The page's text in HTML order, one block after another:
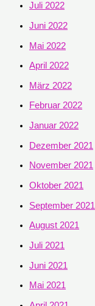
Juli 2022
Juni 2022
Mai 2022
April 2022
März 2022
Februar 2022
Januar 2022
Dezember 2021
November 2021
Oktober 2021
September 2021
August 2021
Juli 2021
Juni 2021
Mai 2021